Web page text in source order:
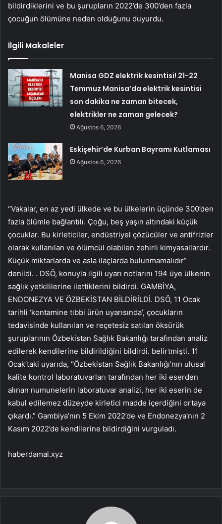
bildirdiklerini ve bu şurupların 2022’de 300’den fazla
çocuğun ölümüne neden olduğunu duyurdu.
İlgili Makaleler
Manisa GDZ elektrik kesintisi! 21-22
Temmuz Manisa’da elektrik kesintisi
son dakika ne zaman bitecek,
elektrikler ne zaman gelecek?
Ağustos 6, 2026
Eskişehir’de Kurban Bayramı Kutlaması
Ağustos 6, 2026
“Vakalar, en az yedi ülkede ve bu ülkelerin üçünde 300’den
fazla ölümle bağlantılı. Çoğu, beş yaşın altındaki küçük
çocuklar. Bu kirleticiler, endüstriyel çözücüler ve antifrizler
olarak kullanılan ve ölümcül olabilen zehirli kimyasallardır.
Küçük miktarlarda ve asla ilaçlarda bulunmamalıdır”
denildi. . DSÖ, konuyla ilgili uyarı notlarını 194 üye ülkenin
sağlık yetkililerine ilettiklerini bildirdi. GAMBİYA,
ENDONEZYA VE ÖZBEKİSTAN BİLDİRİLDİ. DSÖ, 11 Ocak
tarihli ‘kontamine tıbbi ürün uyarısında’, çocukların
tedavisinde kullanılan ve reçetesiz satılan öksürük
şuruplarının Özbekistan Sağlık Bakanlığı tarafından analiz
edilerek kendilerine bildirildiğini bildirdi. belirtmişti. 11
Ocak’taki uyarıda, “Özbekistan Sağlık Bakanlığı’nın ulusal
kalite kontrol laboratuvarları tarafından her iki eserden
alınan numunelerin laboratuvar analizi, her iki eserin de
kabul edilemez düzeyde kirletici madde içerdiğini ortaya
çıkardı.” Gambiya’nın 5 Ekim 2022’de ve Endonezya’nın 2
Kasım 2022’de kendilerine bildirdiğini vurguladı.
haberdamal.xyz